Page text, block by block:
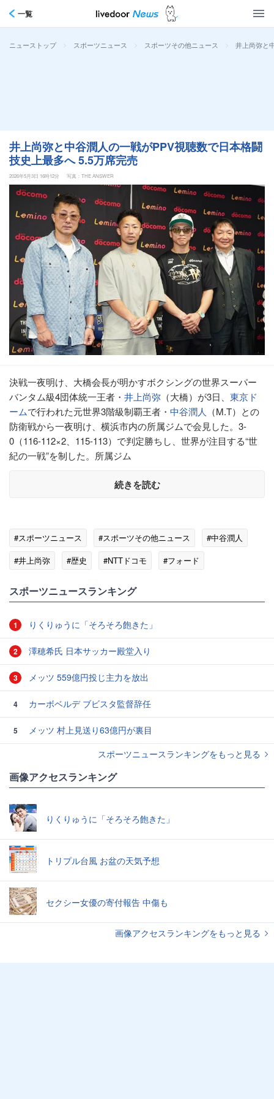
一覧
ニューストップ > スポーツニュース > スポーツその他ニュース > 井上尚弥と
井上尚弥と中谷潤人の一戦がPPV視聴数で日本格闘
技史上最多へ 5.5万席完売
2026年5月3日 16時12分 写真：THE ANSWER
決戦一夜明け、大橋会長が明かすボクシングの世界スーパー
バンタム級4団体統一王者・ 井上尚弥 （大橋）が3日、 東京ド
ームで行われた元世界3階級制覇王者・ 中谷潤人 （M.T）との
防衛戦から一夜明け、横浜市内の所属ジムで会見した。3-
0（116-112×2、115-113）で判定勝ちし、世界が注目する“世
紀の一戦”を制した。所属ジム
続きを読む
#スポーツニュース #スポーツその他ニュース
#中谷潤人
#井上尚弥
#歴史 #NTTドコモ
#フォード
スポーツニュースランキング
1 りくりゅうに「そろそろ飽きた」
2 澤穂希氏 日本サッカー殿堂入り
3 メッツ 559億円投じ主力を放出
4 カーボベルデ ブビスタ監督辞任
5
メッツ 村上見送り63億円が裏目
スポーツニュースランキングをもっと見る
画像アクセスランキング
りくりゅうに「そろそろ飽きた」
トリプル台風 お盆の天気予想
セクシー女優の寄付報告 中傷も
画像アクセスランキングをもっと見る